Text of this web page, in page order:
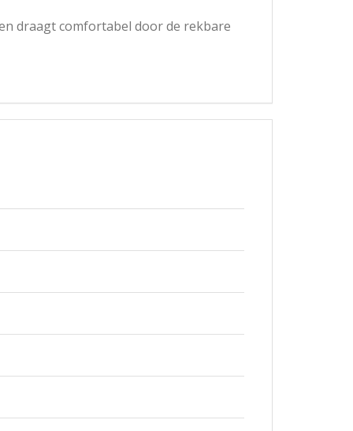
draagt comfortabel door de rekbare